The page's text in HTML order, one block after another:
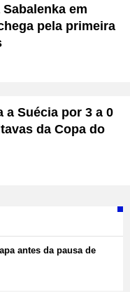
em
pela primeira
a Suécia por 3 a 0
da Copa do
antes da pausa de